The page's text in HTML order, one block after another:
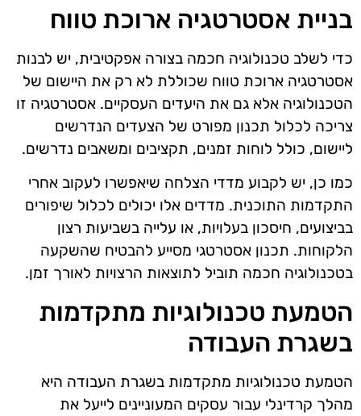
בניית אסטרטגיה ארוכת טווח
כדי לשלב טכנולוגיה חכמה בצורה אפקטיבית, יש לבנות
אסטרטגיה ארוכת טווח שכוללת לא רק את היישום של
הטכנולוגיה אלא גם את היעדים העסקיים. אסטרטגיה זו
צריכה לכלול תכנון מפורט של הצעדים הנדרשים
ליישום, כולל לוחות זמנים, תקציבים ומשאבים נדרשים.
כמו כן, יש לקבוע מדדי הצלחה שיאפשרו לעקוב אחרי
התקדמות התוכנית. מדדים אלו יכולים לכלול שיפורים
בביצועים, חיסכון בעלויות, או עלייה בשביעות רצון
הלקוחות. תכנון אסטרטגי מסייע להבטיח שהשקעה
בטכנולוגיה חכמה תוביל לתוצאות הרצויות לאורך זמן.
הטמעת טכנולוגיות מתקדמות
בשגרת העבודה
הטמעת טכנולוגיות מתקדמות בשגרת העבודה היא
מהלך קרדינלי עבור עסקים המעוניינים לייעל את